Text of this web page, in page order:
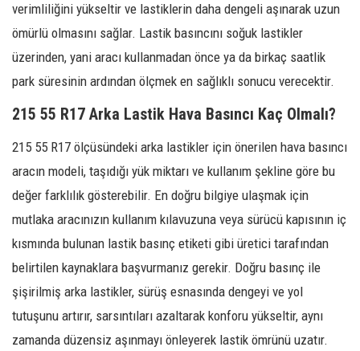
verimliliğini yükseltir ve lastiklerin daha dengeli aşınarak uzun
ömürlü olmasını sağlar. Lastik basıncını soğuk lastikler
üzerinden, yani aracı kullanmadan önce ya da birkaç saatlik
park süresinin ardından ölçmek en sağlıklı sonucu verecektir.
215 55 R17 Arka Lastik Hava Basıncı Kaç Olmalı?
215 55 R17 ölçüsündeki arka lastikler için önerilen hava basıncı
aracın modeli, taşıdığı yük miktarı ve kullanım şekline göre bu
değer farklılık gösterebilir. En doğru bilgiye ulaşmak için
mutlaka aracınızın kullanım kılavuzuna veya sürücü kapısının iç
kısmında bulunan lastik basınç etiketi gibi üretici tarafından
belirtilen kaynaklara başvurmanız gerekir. Doğru basınç ile
şişirilmiş arka lastikler, sürüş esnasında dengeyi ve yol
tutuşunu artırır, sarsıntıları azaltarak konforu yükseltir, aynı
zamanda düzensiz aşınmayı önleyerek lastik ömrünü uzatır.